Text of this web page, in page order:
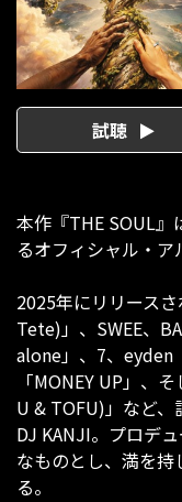
試聴
本作『THE SOUL
るオフィシャル・ア
2025年にリリース
Tete)」、SWEE、
alone」、7、eyden
「MONEY UP」、
U & TOFU)」など
DJ KANJI。プロデ
なものとし、満を
る。